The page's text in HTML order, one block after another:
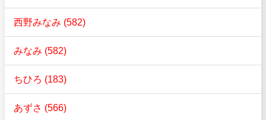
西野みなみ (582)
みなみ (582)
ちひろ (183)
あずさ (566)